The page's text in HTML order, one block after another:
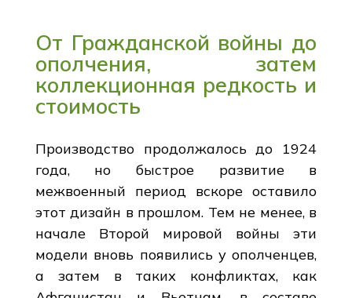
От Гражданской войны до
ополчения, затем
коллекционная редкость и
стоимость
Производство продолжалось до 1924
года, но быстрое развитие в
межвоенный период вскоре оставило
этот дизайн в прошлом. Тем не менее, в
начале Второй мировой войны эти
модели вновь появились у ополченцев,
а затем в таких конфликтах, как